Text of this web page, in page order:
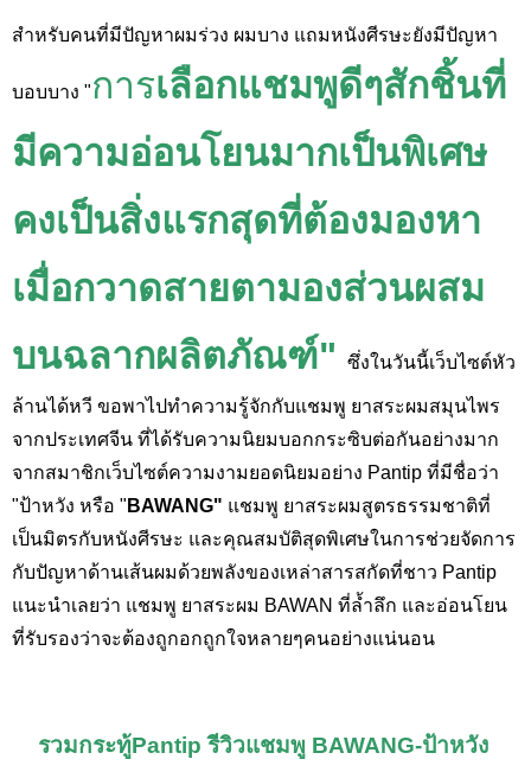
สำหรับคนที่มีปัญหาผมร่วง ผมบาง แถมหนังศีรษะยังมีปัญหา
บอบบาง "การเลือกแชมพูดีๆสักชิ้นที่
มีความอ่อนโยนมากเป็นพิเศษ
คงเป็นสิ่งแรกสุดที่ต้องมองหา
เมื่อกวาดสายตามองส่วนผสม
บนฉลากผลิตภัณฑ์"
ซึ่งในวันนี้เว็บไซต์หัว
ล้านได้หวี ขอพาไปทำความรู้จักกับแชมพู ยาสระผมสมุนไพร
จากประเทศจีน ที่ได้รับความนิยมบอกกระซิบต่อกันอย่างมาก
จากสมาชิกเว็บไซต์ความงามยอดนิยมอย่าง Pantip ที่มีชื่อว่า
"ป้าหวัง หรือ " BAWANG" แชมพู ยาสระผมสูตรธรรมชาติที่
เป็นมิตรกับหนังศีรษะ และคุณสมบัติสุดพิเศษในการช่วยจัดการ
กับปัญหาด้านเส้นผมด้วยพลังของเหล่าสารสกัดที่ชาว Pantip
แนะนำเลยว่า แชมพู ยาสระผม BAWAN ที่ล้ำลึก และอ่อนโยน
ที่รับรองว่าจะต้องถูกอกถูกใจหลายๆคนอย่างแน่นอน
รวมกระทู้Pantip รีวิวแชมพู BAWANG-ป้าหวัง